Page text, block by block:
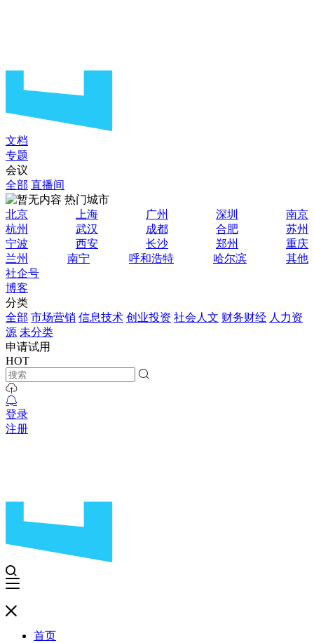
文档
专题
会议
全部 直播间
热门城市
北京
上海 广州 深圳
南京
杭州
武汉 成都 合肥
苏州
宁波
西安 长沙 郑州
重庆
兰州
南宁 呼和浩特 哈尔滨
其他
社企号
博客
分类
全部 市场营销 信息技术 创业投资 社会人文 财务财经 人力资
源 未分类
申请试用
HOT
登录
注册
首页